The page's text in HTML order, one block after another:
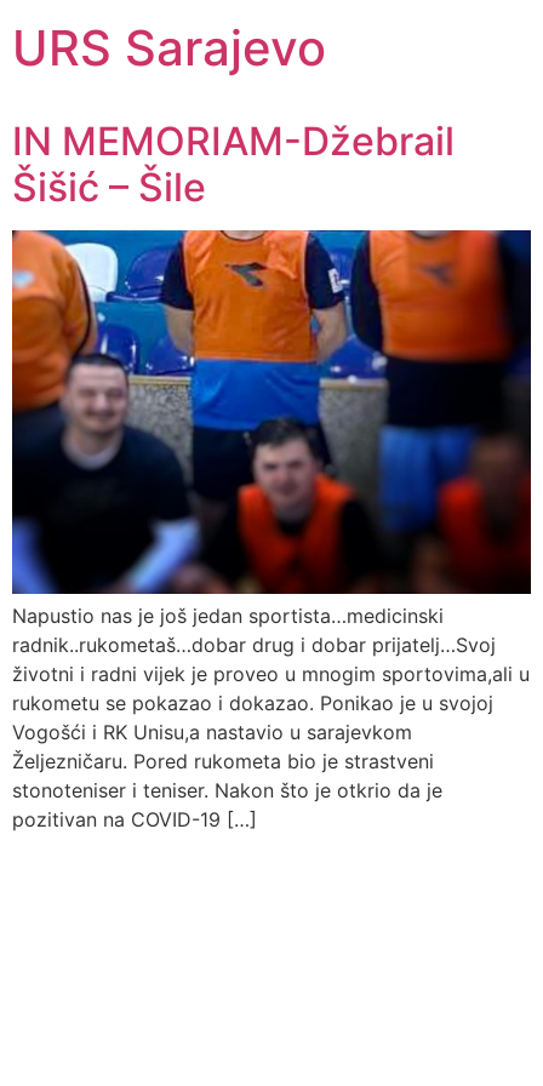
URS Sarajevo
IN MEMORIAM-Džebrail
Šišić – Šile
Napustio nas je još jedan sportista…medicinski
radnik..rukometaš…dobar drug i dobar prijatelj…Svoj
životni i radni vijek je proveo u mnogim sportovima,ali u
rukometu se pokazao i dokazao. Ponikao je u svojoj
Vogošći i RK Unisu,a nastavio u sarajevkom
Željezničaru. Pored rukometa bio je strastveni
stonoteniser i teniser. Nakon što je otkrio da je
pozitivan na COVID-19 […]